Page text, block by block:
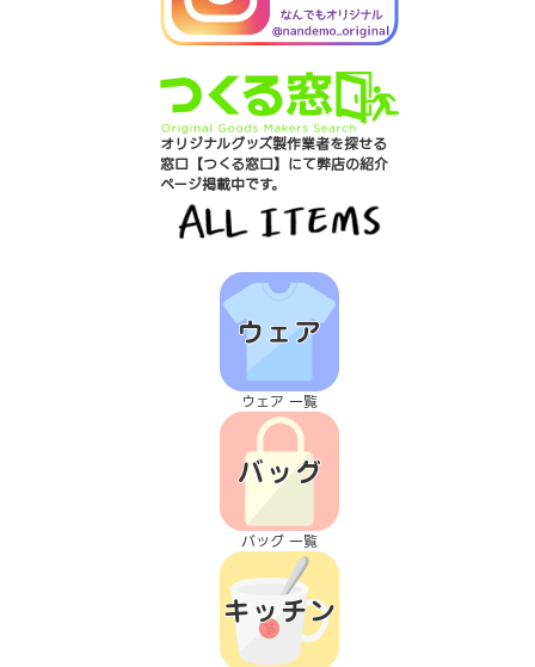
オリジナルグッズ製作業者を探せる
窓口【つくる窓口】にて弊店の紹介
ページ掲載中です。
ウェア 一覧
バッグ 一覧